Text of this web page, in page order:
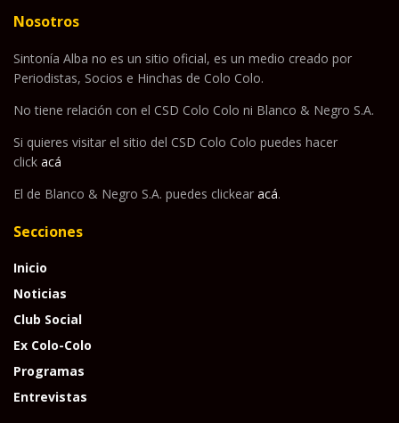
Nosotros
Sintonía Alba no es un sitio oficial, es un medio creado por
Periodistas, Socios e Hinchas de Colo Colo.
No tiene relación con el CSD Colo Colo ni Blanco & Negro S.A.
Si quieres visitar el sitio del CSD Colo Colo puedes hacer
click acá
El de Blanco & Negro S.A. puedes clickear acá.
Secciones
Inicio
Noticias
Club Social
Ex Colo-Colo
Programas
Entrevistas